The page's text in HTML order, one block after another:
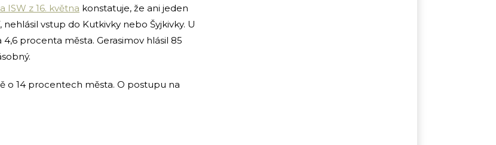
ISW z 16. května konstatuje, že ani jeden
vstup do Kutkivky nebo Šyjkivky. U
procenta města. Gerasimov hlásil 85
o 14 procentech města. O postupu na